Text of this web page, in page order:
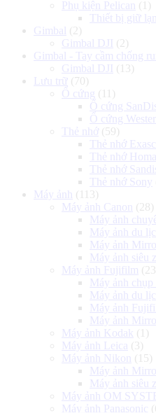
Phụ kiện Pelican
(1)
Thiết bị giữ
Gimbal (2)
Gimbal DJI (2)
Gimbal - Tay cầm chống
Gimbal DJI (13)
Lưu trữ (70)
Ổ cứng (11)
Ổ cứng
Ổ cứng
Thẻ nhớ (59)
Thẻ nhớ
Thẻ nhớ Homan
Thẻ nhớ
Thẻ nhớ Sony
Máy ảnh
(113)
Máy ảnh Canon
(28)
Máy ảnh
Máy ảnh du
Máy ảnh
Máy ảnh siêu
Máy ảnh Fujifilm
Máy ảnh
Máy ảnh du
Máy ảnh
Máy ảnh
Máy ảnh Kodak (1)
Máy ảnh Leica (3)
Máy ảnh Nikon
(15)
Máy ảnh
Máy ảnh siêu
Máy ảnh OM
Máy ảnh Panasonic